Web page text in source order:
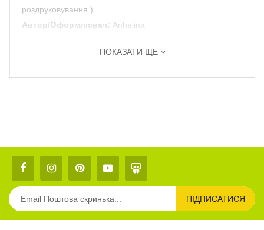
роздруковування )
Автор/Оформлювач: Anhelina
ПОКАЗАТИ ЩЕ
ПІДПИСАТИСЯ